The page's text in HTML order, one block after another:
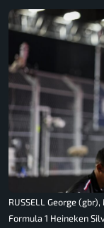
RUSSELL George
Formula 1 Heineken